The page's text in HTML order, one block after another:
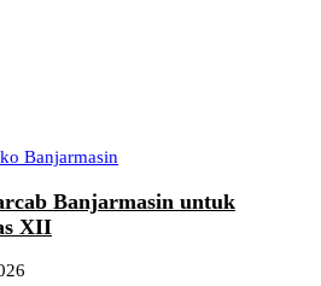
Banjarmasin
Banjarmasin untuk
XII